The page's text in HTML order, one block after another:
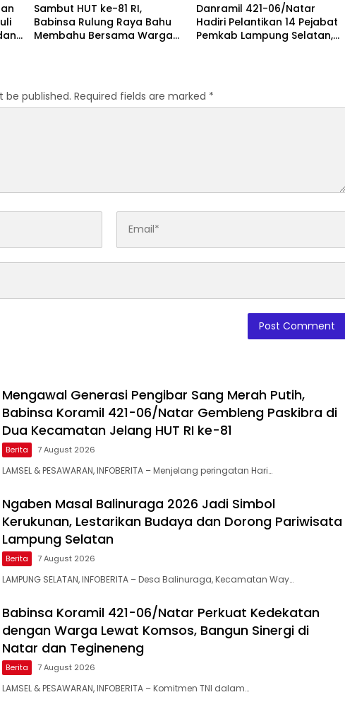
Sambut HUT ke-81 RI,
Babinsa Rulung Raya Bahu
Membahu Bersama Warga
Danramil 421-06/Natar
Hadiri Pelantikan 14 Pejabat
Pemkab Lampung Selatan,
be published. Required fields are marked *
Mengawal Generasi Pengibar Sang Merah Putih,
Babinsa Koramil 421-06/Natar Gembleng Paskibra di
Dua Kecamatan Jelang HUT RI ke-81
Berita 7 August 2026
LAMSEL & PESAWARAN, INFOBERITA – Menjelang peringatan Hari…
Ngaben Masal Balinuraga 2026 Jadi Simbol
Kerukunan, Lestarikan Budaya dan Dorong Pariwisata
Lampung Selatan
Berita 7 August 2026
LAMPUNG SELATAN, INFOBERITA – Desa Balinuraga, Kecamatan Way…
Babinsa Koramil 421-06/Natar Perkuat Kedekatan
dengan Warga Lewat Komsos, Bangun Sinergi di
Natar dan Tegineneng
Berita 7 August 2026
LAMSEL & PESAWARAN, INFOBERITA – Komitmen TNI dalam…